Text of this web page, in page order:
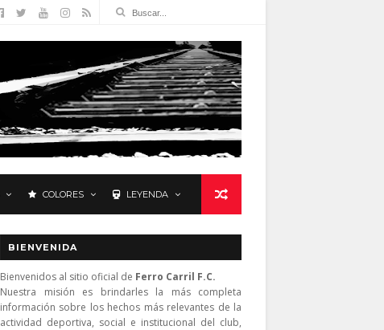
COLORES LEYENDA
BIENVENIDA
Bienvenidos al sitio oficial de Ferro Carril F.C.
Nuestra misión es brindarles la más completa
información sobre los hechos más relevantes de la
actividad deportiva, social e institucional del club,